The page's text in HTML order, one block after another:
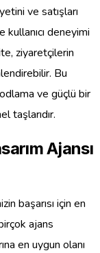
ve satışları
deneyimi
ziyaretçilerin
Bu
ve güçlü bir
taşlarıdır.
Ajansı
başarısı için en
ajans
en uygun olanı